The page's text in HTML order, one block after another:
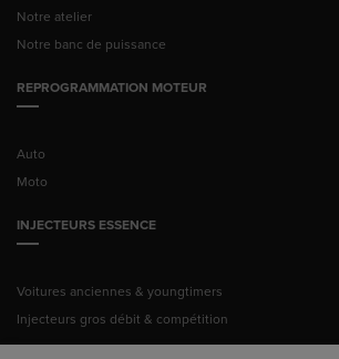
Notre atelier
Notre banc de puissance
REPROGRAMMATION MOTEUR
Auto
Moto
INJECTEURS ESSENCE
Voitures anciennes & youngtimers
Injecteurs gros débit & compétition